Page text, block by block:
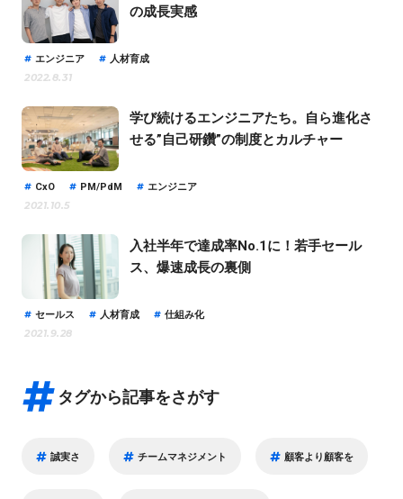
の成長実感
エンジニア
人材育成
2022.8.31
学び続けるエンジニアたち。自ら進化さ
せる”自己研鑽”の制度とカルチャー
CxO PM/PdM
エンジニア
2021.10.5
入社半年で達成率No.1に！若手セール
ス、爆速成長の裏側
セールス 人材育成
仕組み化
2021.9.28
タグから記事をさがす
誠実さ チームマネジメント 顧客より顧客を